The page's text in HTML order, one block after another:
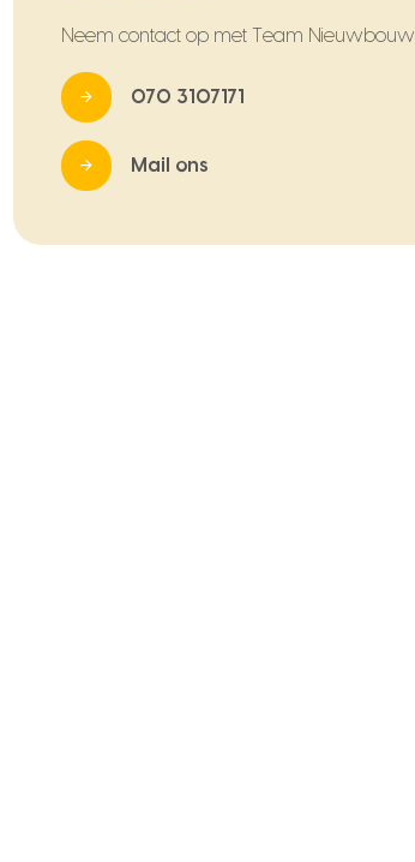
Neem contact op met Team Nieuwbouw
070 3107171
Mail ons